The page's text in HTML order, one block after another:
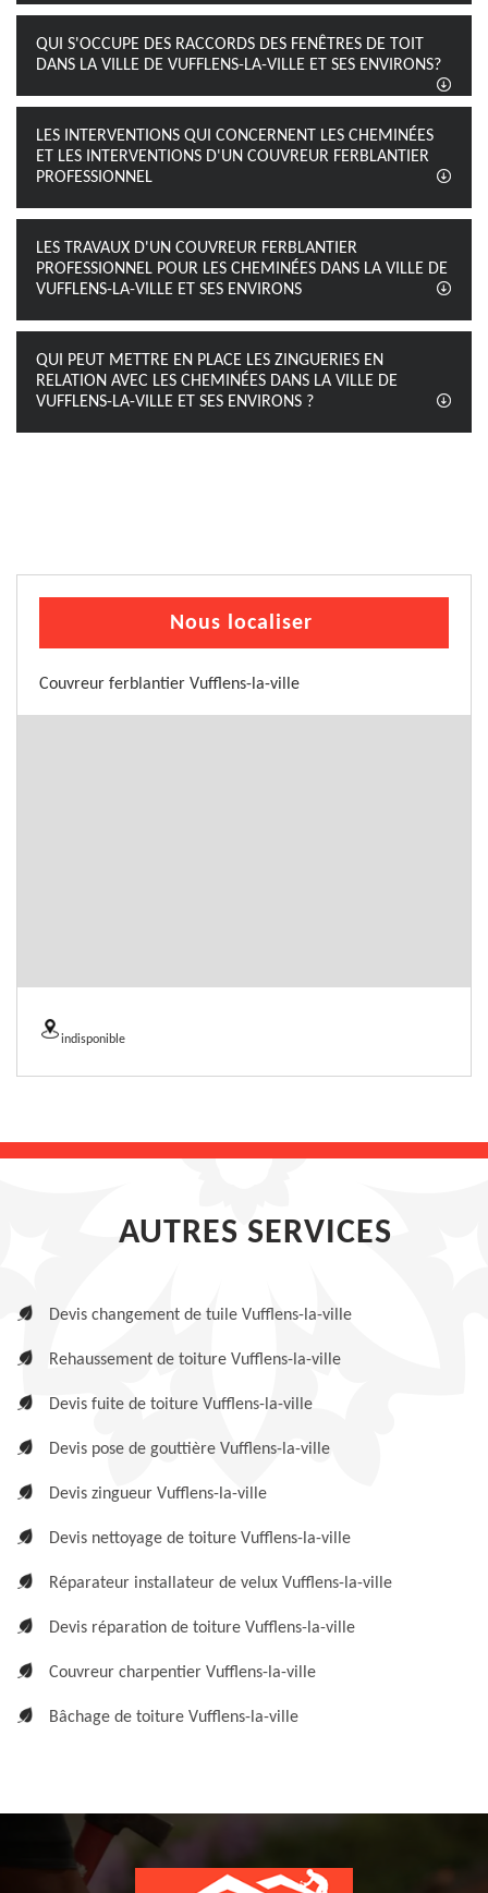
QUI S'OCCUPE DES RACCORDS DES FENÊTRES DE TOIT
DANS LA VILLE DE VUFFLENS-LA-VILLE ET SES ENVIRONS?
LES INTERVENTIONS QUI CONCERNENT LES CHEMINÉES
ET LES INTERVENTIONS D'UN COUVREUR FERBLANTIER
PROFESSIONNEL
LES TRAVAUX D'UN COUVREUR FERBLANTIER
PROFESSIONNEL POUR LES CHEMINÉES DANS LA VILLE DE
VUFFLENS-LA-VILLE ET SES ENVIRONS
QUI PEUT METTRE EN PLACE LES ZINGUERIES EN
RELATION AVEC LES CHEMINÉES DANS LA VILLE DE
VUFFLENS-LA-VILLE ET SES ENVIRONS ?
Nous localiser
Couvreur ferblantier Vufflens-la-ville
indisponible
AUTRES SERVICES
Devis changement de tuile Vufflens-la-ville
Rehaussement de toiture Vufflens-la-ville
Devis fuite de toiture Vufflens-la-ville
Devis pose de gouttière Vufflens-la-ville
Devis zingueur Vufflens-la-ville
Devis nettoyage de toiture Vufflens-la-ville
Réparateur installateur de velux Vufflens-la-ville
Devis réparation de toiture Vufflens-la-ville
Couvreur charpentier Vufflens-la-ville
Bâchage de toiture Vufflens-la-ville